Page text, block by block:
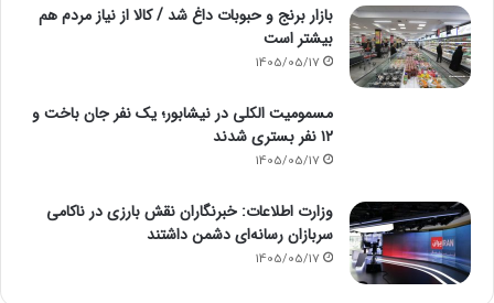
بازار برنج و حبوبات داغ شد / کالا از نیاز مردم هم
بیشتر است
1405/05/17
مسمومیت الکلی در نیشابور؛ یک نفر جان باخت و
۱۲ نفر بستری شدند
1405/05/17
وزارت اطلاعات: خبرنگاران نقش بارزی در ناکامی
سربازان رسانه‌ای دشمن داشتند
1405/05/17